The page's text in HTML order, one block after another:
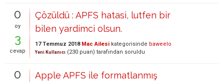
0
oy
3
cevap
Çözüldü : APFS hatasi, lutfen bir
bilen yardimci olsun.
17 Temmuz 2018 Mac Ailesi kategorisinde baweelo
Yeni Kullanıcı (230 puan) tarafından soruldu
0
Apple APFS ile formatlanmış